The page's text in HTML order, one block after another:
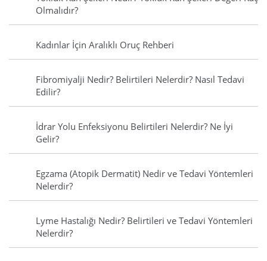
Olmalıdır?
Kadınlar İçin Aralıklı Oruç Rehberi
Fibromiyalji Nedir? Belirtileri Nelerdir? Nasıl Tedavi
Edilir?
İdrar Yolu Enfeksiyonu Belirtileri Nelerdir? Ne İyi
Gelir?
Egzama (Atopik Dermatit) Nedir ve Tedavi Yöntemleri
Nelerdir?
Lyme Hastalığı Nedir? Belirtileri ve Tedavi Yöntemleri
Nelerdir?